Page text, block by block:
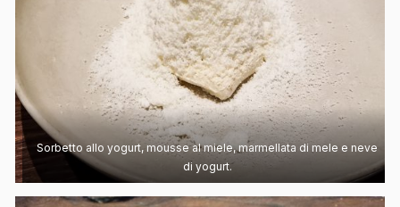
Sorbetto allo yogurt, mousse al miele, marmellata di mele e neve
di yogurt.